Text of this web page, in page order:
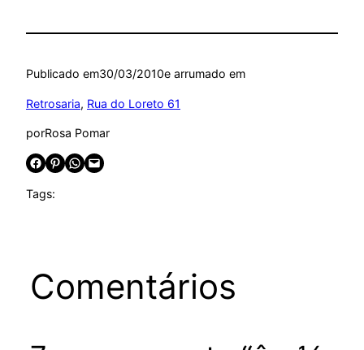
Publicado em30/03/2010e arrumado em
Retrosaria, Rua do Loreto 61
porRosa Pomar
Share on Facebook Share on Pinterest Share on WhatsApp Email this Page
Tags:
Comentários